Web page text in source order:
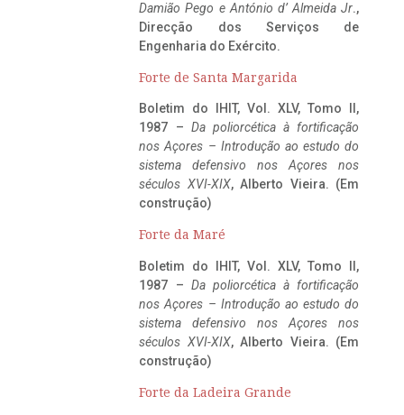
Damião Pego e António d’ Almeida Jr.,
Direcção dos Serviços de
Engenharia do Exército.
Forte de Santa Margarida
Boletim do IHIT, Vol. XLV, Tomo II,
1987 – Da poliorcética à fortificação
nos Açores – Introdução ao estudo do
sistema defensivo nos Açores nos
séculos XVI-XIX, Alberto Vieira. (Em
construção)
Forte da Maré
Boletim do IHIT, Vol. XLV, Tomo II,
1987 – Da poliorcética à fortificação
nos Açores – Introdução ao estudo do
sistema defensivo nos Açores nos
séculos XVI-XIX, Alberto Vieira. (Em
construção)
Forte da Ladeira Grande